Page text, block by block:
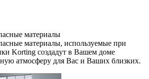
материалы
материалы, используемые при
Korting создадут в Вашем доме
атмосферу для Вас и Ваших близких.